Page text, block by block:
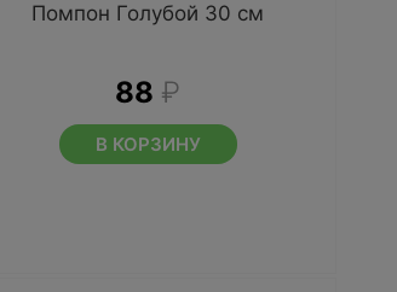
Помпон Голубой 30 см
88 ₽
В КОРЗИНУ